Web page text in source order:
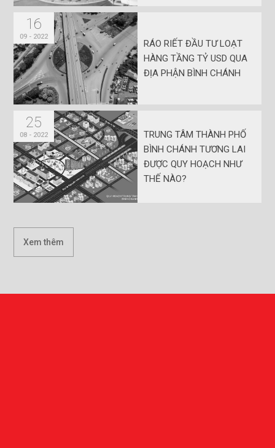
16
09 - 2022
RÁO RIẾT ĐẦU TƯ LOẠT
HÀNG TẦNG TỶ USD QUA
ĐỊA PHẬN BÌNH CHÁNH
25
08 - 2022
TRUNG TÂM THÀNH PHỐ
BÌNH CHÁNH TƯƠNG LAI
ĐƯỢC QUY HOẠCH NHƯ
THẾ NÀO?
Xem thêm